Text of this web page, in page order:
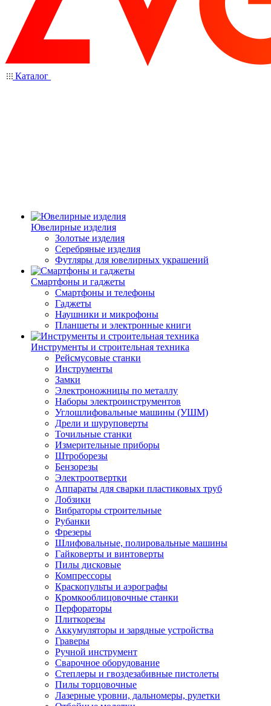
Каталог
Ювелирные изделия
Золотые изделия
Серебряные изделия
Футляры для ювелирных украшений
Смартфоны и гаджеты
Смартфоны и телефоны
Гаджеты
Наушники и микрофоны
Планшеты и электронные книги
Инструменты и строительная техника
Рейсмусовые станки
Инструменты
Замки
Электроножницы по металлу
Наборы электроинструментов
Углошлифовальные машины (УШМ)
Дрели и шуруповерты
Точильные станки
Измерительные приборы
Штроборезы
Бензорезы
Электроотвертки
Аппараты для сварки пластиковых труб
Лобзики
Вибраторы строительные
Рубанки
Фрезеры
Шлифовальные, полировальные машины
Гайковерты и винтоверты
Пилы дисковые
Компрессоры
Краскопульты и аэрографы
Кромкооблицовочные станки
Перфораторы
Плиткорезы
Аккумуляторы и зарядные устройства
Граверы
Ручной инструмент
Сварочное оборудование
Степлеры и гвоздезабивные пистолеты
Пилы торцовочные
Лазерные уровни, дальномеры, рулетки